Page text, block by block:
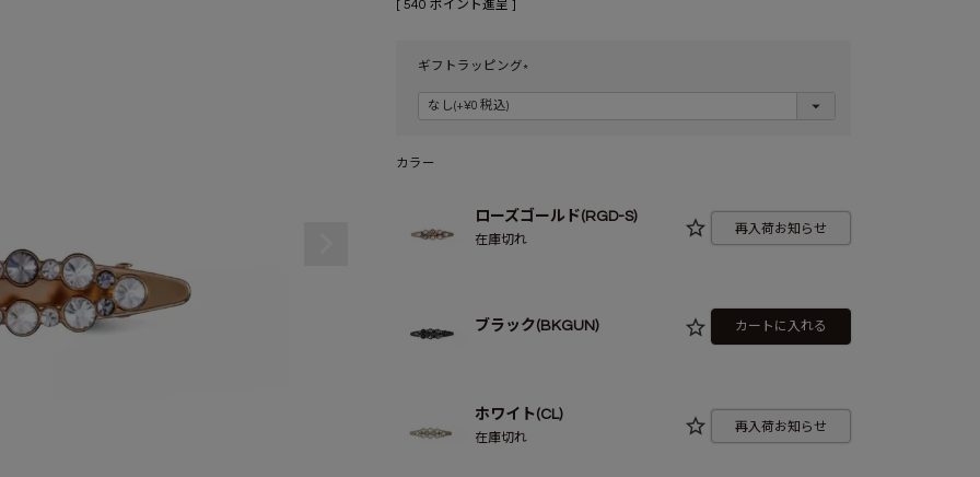
[ 540 ポイント進呈 ]
ギフトラッピング
(
カラー
ローズゴールド(RGD-S)
在庫切れ
再入荷お知らせ
ブラック(BKGUN) カートに入れる
ホワイト(CL)
在庫切れ
再入荷お知らせ